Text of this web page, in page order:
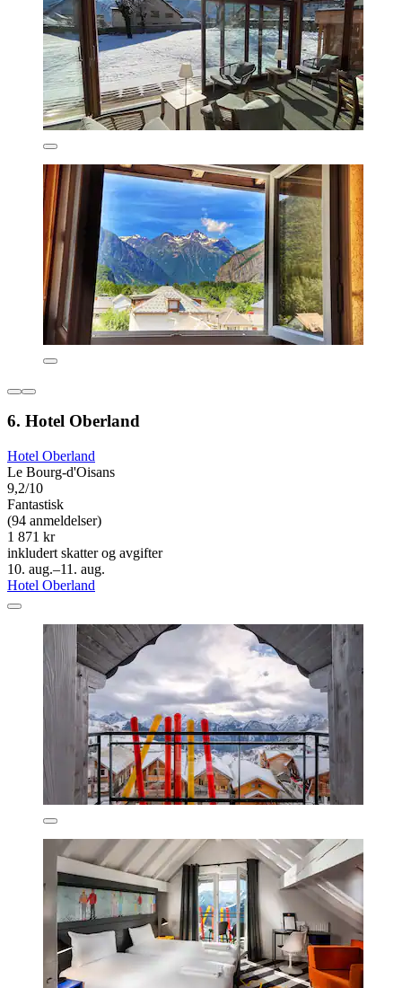
6. Hotel Oberland
Hotel Oberland
Le Bourg-d'Oisans
9,2/10
Fantastisk
(94 anmeldelser)
1 871 kr
inkludert skatter og avgifter
10. aug.–11. aug.
Hotel Oberland